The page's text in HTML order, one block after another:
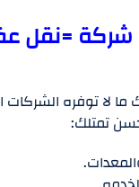
شركة =نقل
لا توفره
تمتلك: